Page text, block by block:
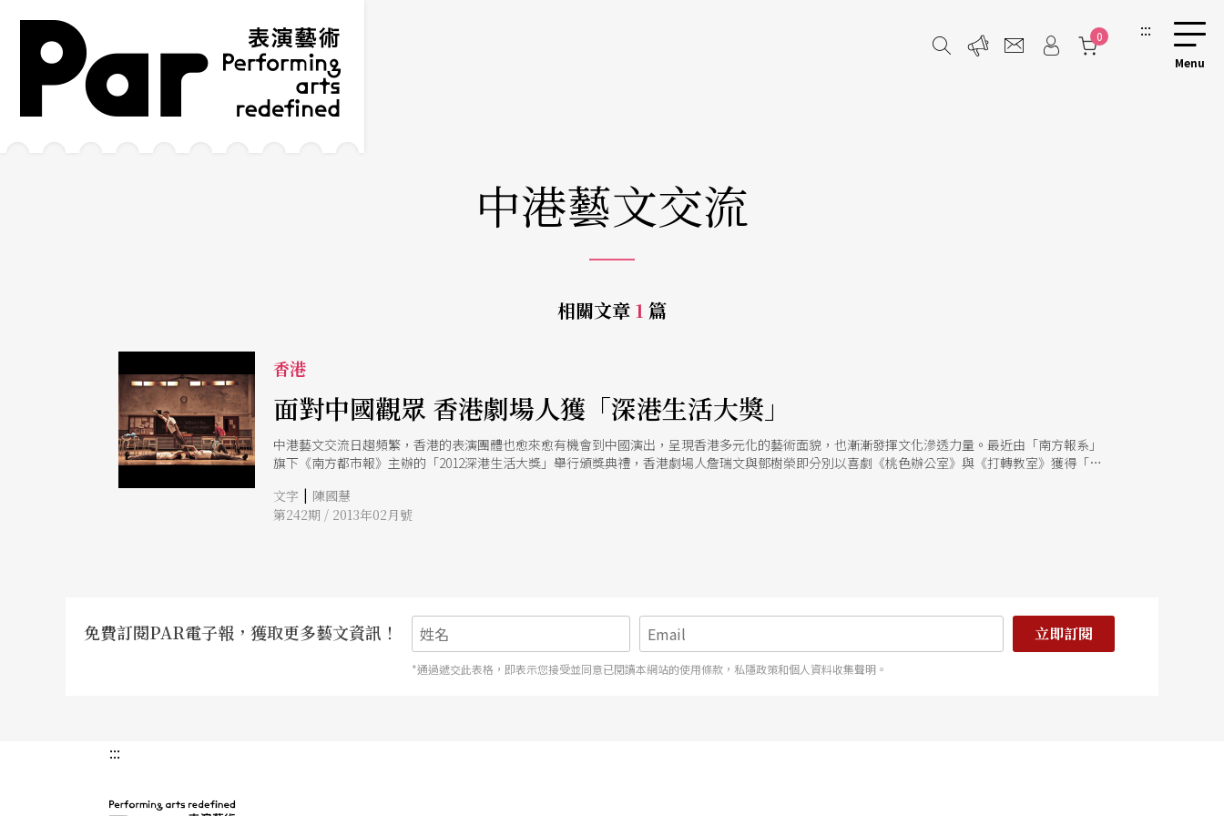
跳到主要內容區塊
網站導覽
0 :::
中港藝文交流
相關文章 1 篇
香港
面對中國觀眾 香港劇場人獲「深港生活大獎」
中港藝文交流日趨頻繁，香港的表演團體也愈來愈有機會到中國演出，呈現香港多元化的藝術面貌，也漸漸發揮文化滲透力量。最近由「南方報系」
旗下《南方都市報》主辦的「2012深港生活大獎」舉行頒獎典禮，香港劇場人詹瑞文與鄧樹榮即分別以喜劇《桃色辦公室》與《打轉教室》獲得「年
文字 | 陳國慧
第242期 / 2013年02月號
免費訂閱PAR電子報，獲取更多藝文資訊！ 立即訂閱
*通過遞交此表格，即表示您接受並同意已閱讀本網站的使用條款，私隱政策和個人資料收集聲明。
:::